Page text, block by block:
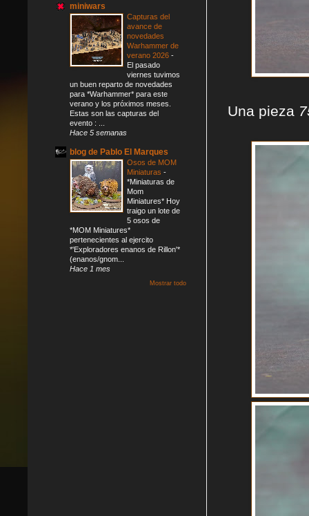
Una pieza
miniwars
Capturas del
avance de
novedades
Warhammer de
verano 2026 -
El pasado
viernes tuvimos
un buen reparto de novedades
para *Warhammer* para este
verano y los próximos meses.
Estas son las capturas del
evento : ...
Hace 5 semanas
blog de Pablo El Marques
Osos de MOM
Miniaturas -
*Miniaturas de
Mom
Miniatures* Hoy
traigo un lote de
5 osos de
*MOM Miniatures*
pertenecientes al ejercito
*'Exploradores enanos de Rillon'*
(enanos/gnom...
Hace 1 mes
Mostrar todo